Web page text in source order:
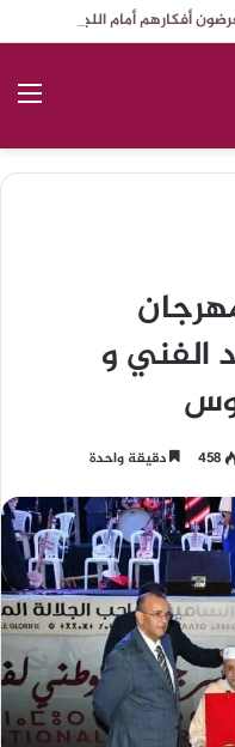
الفني و
458 دقيقة واحدة